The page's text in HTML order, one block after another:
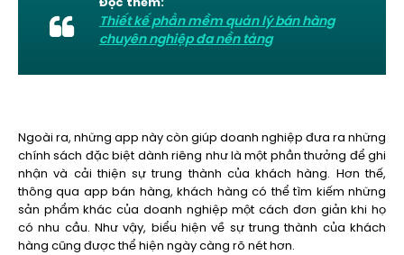
Thiết kế phần mềm quản lý bán hàng
chuyên nghiệp đa nền tảng
Ngoài ra, những app này còn giúp doanh nghiệp đưa ra những
chính sách đặc biệt dành riêng như là một phần thưởng để ghi
nhận và cải thiện sự trung thành của khách hàng. Hơn thế,
thông qua app bán hàng, khách hàng có thể tìm kiếm những
sản phẩm khác của doanh nghiệp một cách đơn giản khi họ
có nhu cầu. Như vậy, biểu hiện về sự trung thành của khách
hàng cũng được thể hiện ngày càng rõ nét hơn.